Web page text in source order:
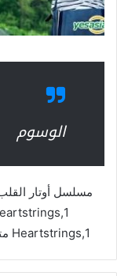
الوسوم
1,Heartstrings مترجم 1,مسلسل أوتار القلب مترجم asia2tv